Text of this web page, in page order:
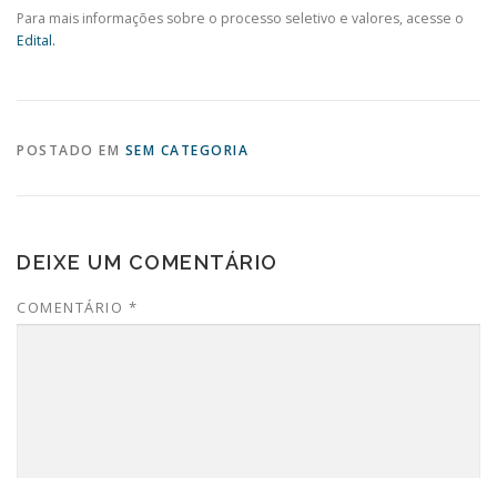
Para mais informações sobre o processo seletivo e valores, acesse o
Edital.
POSTADO EM SEM CATEGORIA
DEIXE UM COMENTÁRIO
COMENTÁRIO *